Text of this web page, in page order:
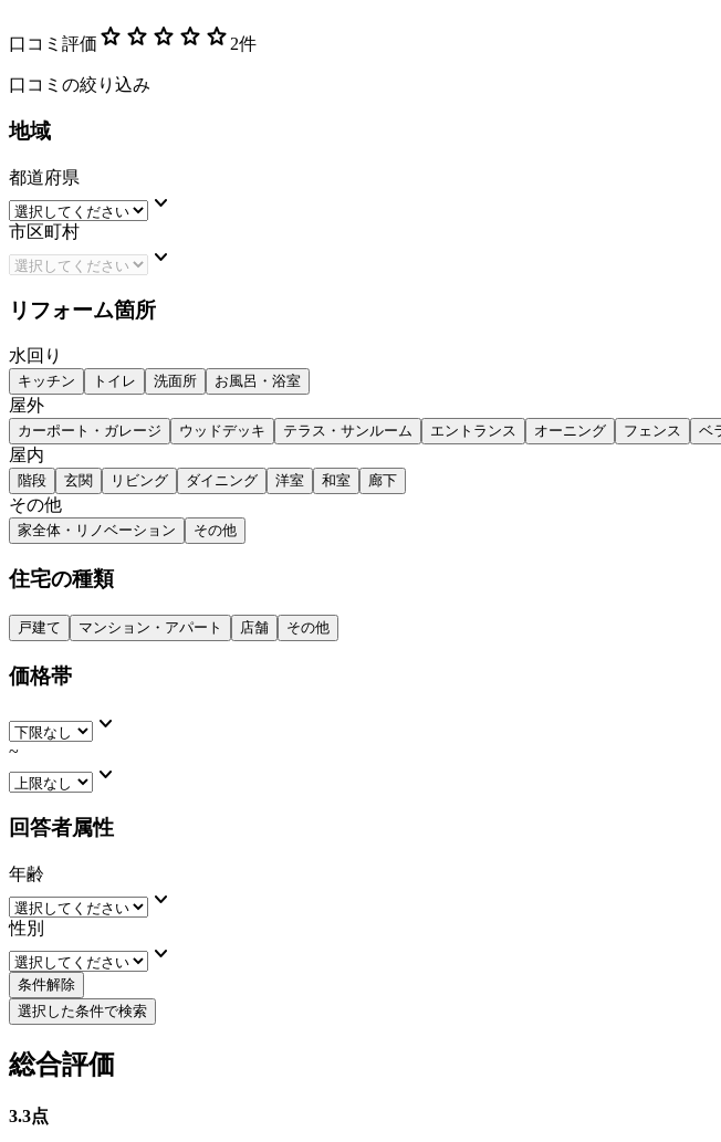
口コミ評価 star star star star star 2件
口コミの絞り込み
地域
都道府県
keyboard_arrow_down
市区町村
keyboard_arrow_down
リフォーム箇所
水回り
キッチン トイレ 洗面所 お風呂・浴室
屋外
カーポート・ガレージ ウッドデッキ テラス・サンルーム エントランス オーニング フェンス ベ
屋内
階段 玄関 リビング ダイニング 洋室 和室 廊下
その他
家全体・リノベーション その他
住宅の種類
戸建て マンション・アパート 店舗 その他
価格帯
keyboard_arrow_down
~
keyboard_arrow_down
回答者属性
年齢
keyboard_arrow_down
性別
keyboard_arrow_down
条件解除
選択した条件で検索
総合評価
3.3点